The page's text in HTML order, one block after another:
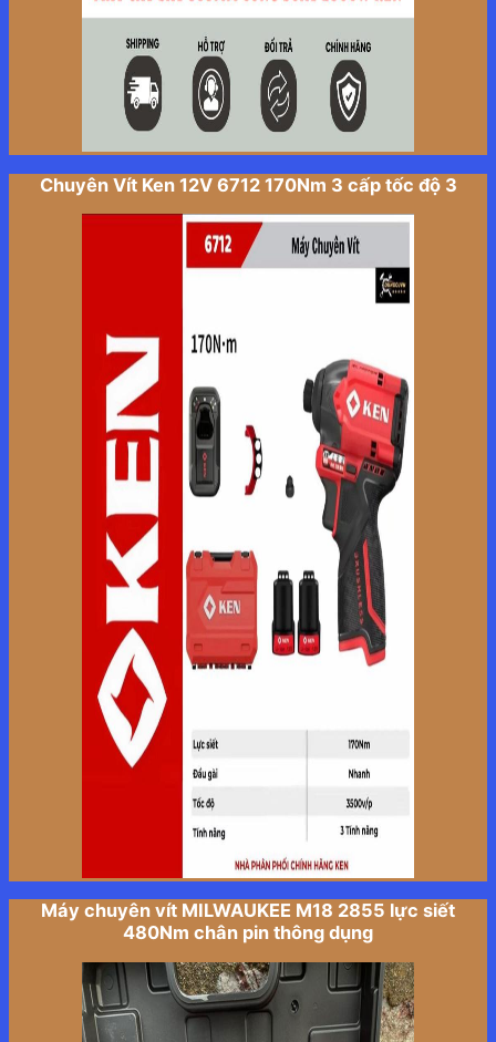
Chuyên Vít Ken 12V 6712 170Nm 3 cấp tốc độ 3
Máy chuyên vít MILWAUKEE M18 2855 lực siết
480Nm chân pin thông dụng